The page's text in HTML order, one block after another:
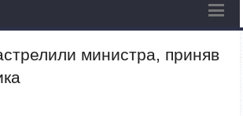
министра, приняв